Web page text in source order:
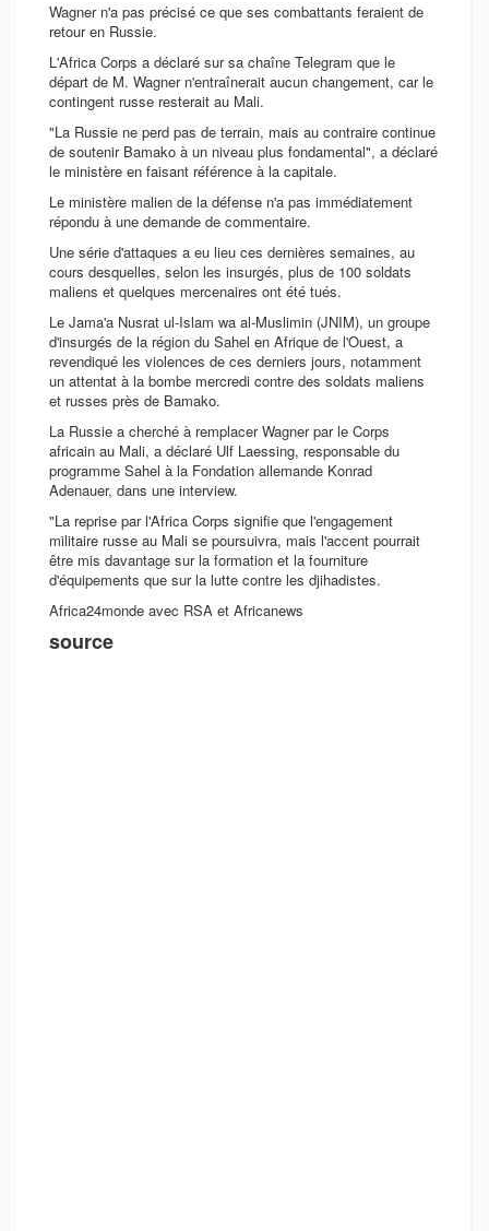
Wagner n'a pas précisé ce que ses combattants feraient de
retour en Russie.
L'Africa Corps a déclaré sur sa chaîne Telegram que le
départ de M. Wagner n'entraînerait aucun changement, car le
contingent russe resterait au Mali.
"La Russie ne perd pas de terrain, mais au contraire continue
de soutenir Bamako à un niveau plus fondamental", a déclaré
le ministère en faisant référence à la capitale.
Le ministère malien de la défense n'a pas immédiatement
répondu à une demande de commentaire.
Une série d'attaques a eu lieu ces dernières semaines, au
cours desquelles, selon les insurgés, plus de 100 soldats
maliens et quelques mercenaires ont été tués.
Le Jama'a Nusrat ul-Islam wa al-Muslimin (JNIM), un groupe
d'insurgés de la région du Sahel en Afrique de l'Ouest, a
revendiqué les violences de ces derniers jours, notamment
un attentat à la bombe mercredi contre des soldats maliens
et russes près de Bamako.
La Russie a cherché à remplacer Wagner par le Corps
africain au Mali, a déclaré Ulf Laessing, responsable du
programme Sahel à la Fondation allemande Konrad
Adenauer, dans une interview.
"La reprise par l'Africa Corps signifie que l'engagement
militaire russe au Mali se poursuivra, mais l'accent pourrait
être mis davantage sur la formation et la fourniture
d'équipements que sur la lutte contre les djihadistes.
Africa24monde avec RSA et Africanews
source